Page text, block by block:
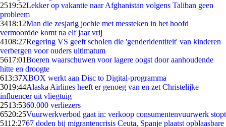
2519:52Lekker op vakantie naar Afghanistan volgens Taliban geen
probleem
3418:12Man die zesjarig jochie met messteken in het hoofd
vermoordde komt na elf jaar vrij
4108:27Regering VS geeft scholen die 'genderidentiteit' van kinderen
verbergen voor ouders ultimatum
5617:01Boeren waarschuwen voor lagere oogst door aanhoudende
hitte en droogte
613:37XBOX werkt aan Disc to Digital-programma
3019:44Alaska Airlines heeft er genoeg van en zet Christelijke
influencer uit vliegtuig
2513:5360.000 verliezers
6520:25Vuurwerkverbod gaat in: verkoop consumentenvuurwerk stopt
5112:2767 doden bij migrantencrisis Ceuta, Spanje plaatst opblaasbare